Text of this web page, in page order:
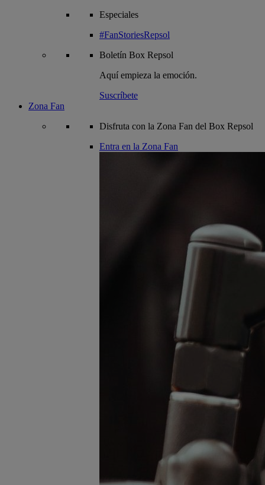
Especiales
#FanStoriesRepsol
Boletín Box Repsol
Aquí empieza la emoción.
Suscríbete
Zona Fan
Disfruta con la Zona Fan del Box Repsol
Entra en la Zona Fan